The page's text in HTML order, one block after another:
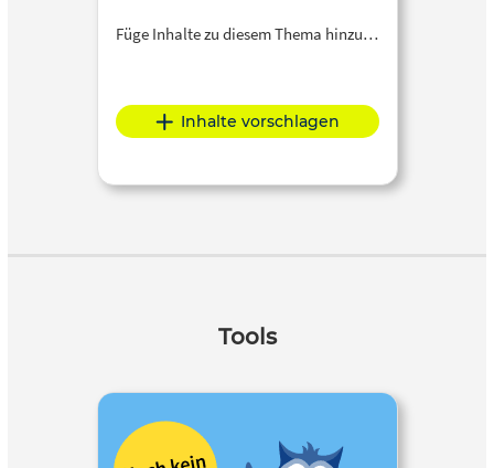
Füge Inhalte zu diesem Thema hinzu…
Inhalte vorschlagen
Tools